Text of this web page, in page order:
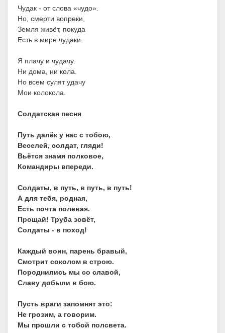
Чудак - от слова «чудо».
Но, смерти вопреки,
Земля живёт, покуда
Есть в мире чудаки.
Я плачу и чудачу.
Ни дома, ни кола.
Но всем сулят удачу
Мои колокола.
Солдатская песня
Путь далёк у нас с тобою,
Веселей, солдат, гляди!
Вьётся знамя полковое,
Командиры впереди.
Солдаты, в путь, в путь, в путь!
А для тебя, родная,
Есть почта полевая.
Прощай! Труба зовёт,
Солдаты - в поход!
Каждый воин, парень бравый,
Смотрит соколом в строю.
Породнились мы со славой,
Славу добыли в бою.
Пусть враги запомнят это:
Не грозим, а говорим.
Мы прошли с тобой полсвета.